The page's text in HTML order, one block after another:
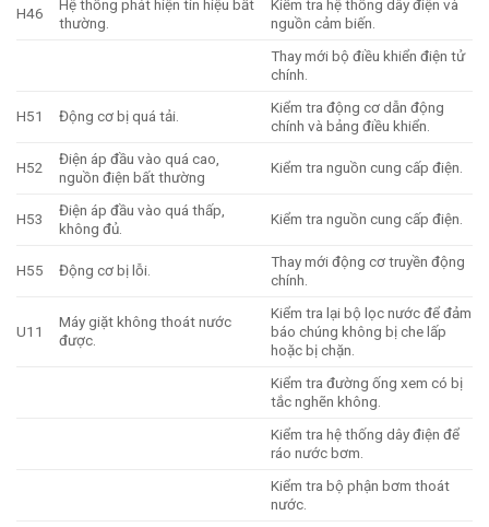
H46
Hệ thống phát hiện tín hiệu bất
thường.
Kiểm tra hệ thống dây điện và
nguồn cảm biến.
Thay mới bộ điều khiển điện tử
chính.
H51 Động cơ bị quá tải.
Kiểm tra động cơ dẫn động
chính và bảng điều khiển.
H52
Điện áp đầu vào quá cao,
nguồn điện bất thường
Kiểm tra nguồn cung cấp điện.
H53
Điện áp đầu vào quá thấp,
không đủ.
Kiểm tra nguồn cung cấp điện.
H55 Động cơ bị lỗi.
Thay mới động cơ truyền động
chính.
U11
Máy giặt không thoát nước
được.
Kiểm tra lại bộ lọc nước để đảm
báo chúng không bị che lấp
hoặc bị chặn.
Kiểm tra đường ống xem có bị
tắc nghẽn không.
Kiểm tra hệ thống dây điện để
ráo nước bơm.
Kiểm tra bộ phận bơm thoát
nước.